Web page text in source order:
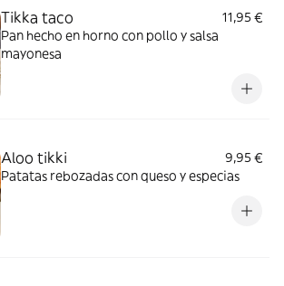
Tikka taco
11,95 €
Pan hecho en horno con pollo y salsa
mayonesa
Aloo tikki
9,95 €
Patatas rebozadas con queso y especias